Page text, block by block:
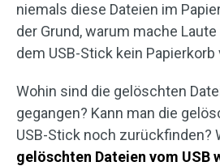
niemals diese Dateien im
der Grund, warum mache
dem USB-Stick kein
Wohin sind die gelöschten
gegangen? Kann man die
USB-Stick noch zurückfinden?
gelöschten Dateien vom USB